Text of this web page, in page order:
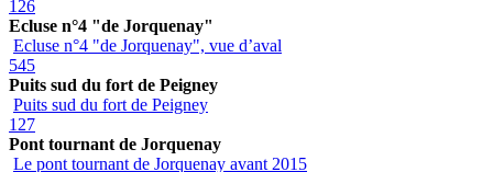
126
Ecluse n°4 "de Jorquenay"
Ecluse n°4 "de Jorquenay", vue d’aval
545
Puits sud du fort de Peigney
Puits sud du fort de Peigney
127
Pont tournant de Jorquenay
Le pont tournant de Jorquenay avant 2015